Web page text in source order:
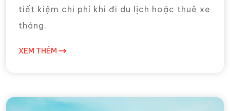
tiết kiệm chi phí khi đi du lịch hoặc thuê xe
tháng.
XEM THÊM